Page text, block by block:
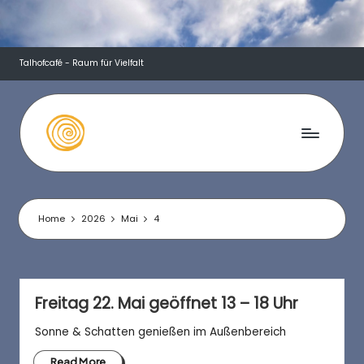
Skip
Talhofcafé - Raum für Vielfalt
T
a
l
h
o
f
c
Home 2026 Mai 4
Freitag 22. Mai geöffnet 13 – 18 Uhr
Sonne & Schatten genießen im Außenbereich